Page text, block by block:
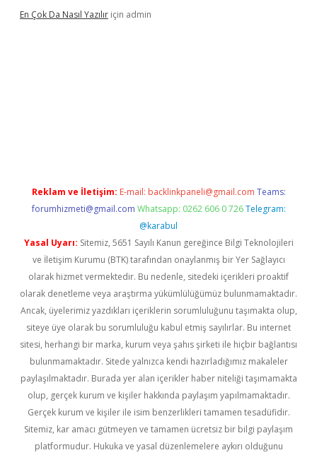
En Çok Da Nasıl Yazılır için admin
Reklam ve İletişim: E-mail: backlinkpaneli@gmail.com Teams:
forumhizmeti@gmail.com Whatsapp: 0262 606 0 726 Telegram:
@karabul
Yasal Uyarı: Sitemiz, 5651 Sayılı Kanun gereğince Bilgi Teknolojileri
ve İletişim Kurumu (BTK) tarafından onaylanmış bir Yer Sağlayıcı
olarak hizmet vermektedir. Bu nedenle, sitedeki içerikleri proaktif
olarak denetleme veya araştırma yükümlülüğümüz bulunmamaktadır.
Ancak, üyelerimiz yazdıkları içeriklerin sorumluluğunu taşımakta olup,
siteye üye olarak bu sorumluluğu kabul etmiş sayılırlar. Bu internet
sitesi, herhangi bir marka, kurum veya şahıs şirketi ile hiçbir bağlantısı
bulunmamaktadır. Sitede yalnızca kendi hazırladığımız makaleler
paylaşılmaktadır. Burada yer alan içerikler haber niteliği taşımamakta
olup, gerçek kurum ve kişiler hakkında paylaşım yapılmamaktadır.
Gerçek kurum ve kişiler ile isim benzerlikleri tamamen tesadüfidir.
Sitemiz, kar amacı gütmeyen ve tamamen ücretsiz bir bilgi paylaşım
platformudur. Hukuka ve yasal düzenlemelere aykırı olduğunu